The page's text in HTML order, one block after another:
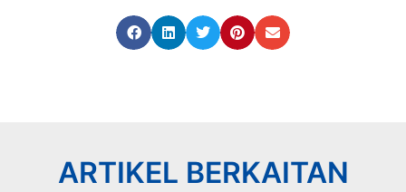
ARTIKEL BERKAITAN